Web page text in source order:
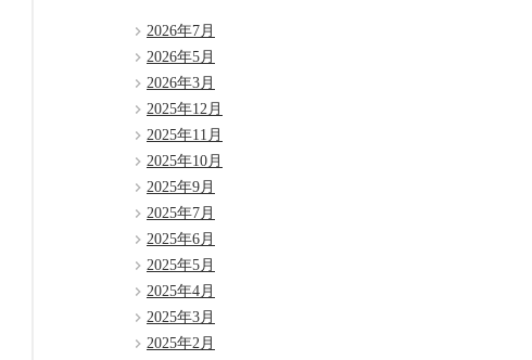
2026年7月
2026年5月
2026年3月
2025年12月
2025年11月
2025年10月
2025年9月
2025年7月
2025年6月
2025年5月
2025年4月
2025年3月
2025年2月